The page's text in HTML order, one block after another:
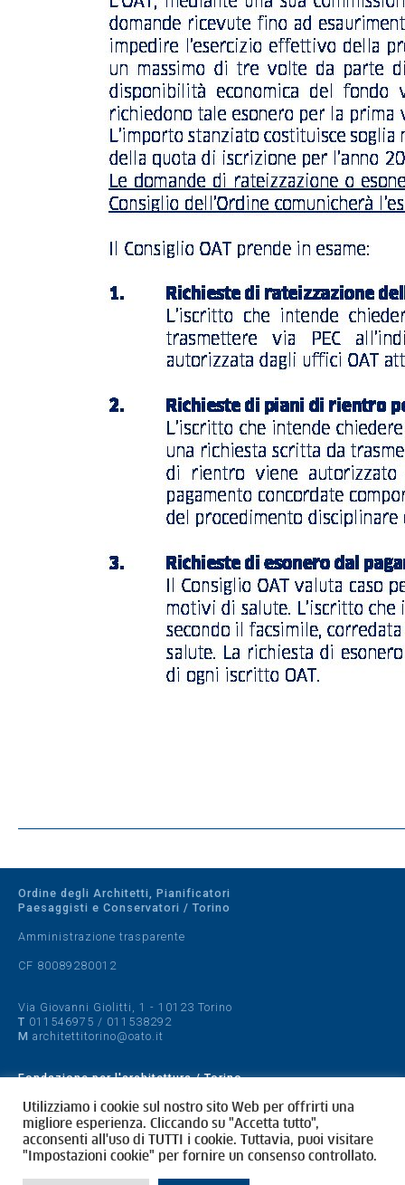
Ordine degli Architetti, Pianificatori
Paesaggisti e Conservatori / Torino
Amministrazione trasparente
CF 80089280012
Via Giovanni Giolitti, 1 - 10123 Torino
T 011546975 / 011538292
M architettitorino@oato.it
Fondazione per l'architettura / Torino
Designed by quattrolinee.it
Cookie Policy
Privacy Policy
Utilizziamo i cookie sul nostro sito Web per offrirti una
migliore esperienza. Cliccando su "Accetta tutto",
acconsenti all'uso di TUTTI i cookie. Tuttavia, puoi visitare
"Impostazioni cookie" per fornire un consenso controllato.